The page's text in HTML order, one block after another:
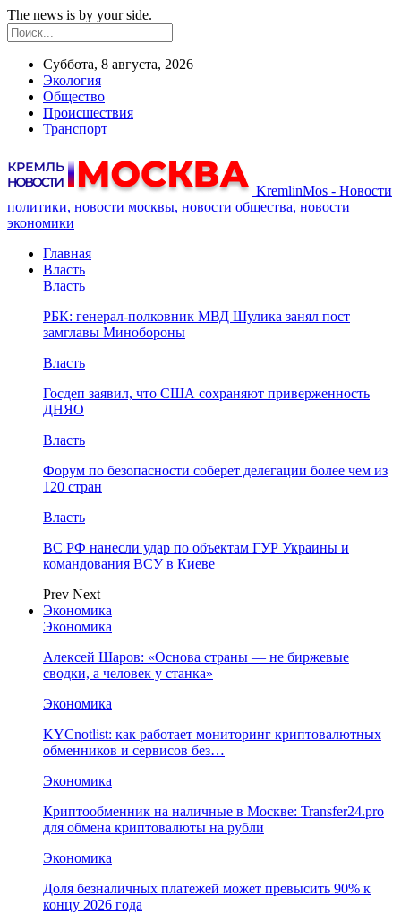
The news is by your side.
Суббота, 8 августа, 2026
Экология
Общество
Происшествия
Транспорт
KremlinMos - Новости
политики, новости москвы, новости общества, новости
экономики
Главная
Власть
Власть
РБК: генерал-полковник МВД Шулика занял пост
замглавы Минобороны
Власть
Госдеп заявил, что США сохраняют приверженность
ДНЯО
Власть
Форум по безопасности соберет делегации более чем из
120 стран
Власть
ВС РФ нанесли удар по объектам ГУР Украины и
командования ВСУ в Киеве
Prev Next
Экономика
Экономика
Алексей Шаров: «Основа страны — не биржевые
сводки, а человек у станка»
Экономика
KYCnotlist: как работает мониторинг криптовалютных
обменников и сервисов без…
Экономика
Криптообменник на наличные в Москве: Transfer24.pro
для обмена криптовалюты на рубли
Экономика
Доля безналичных платежей может превысить 90% к
концу 2026 года